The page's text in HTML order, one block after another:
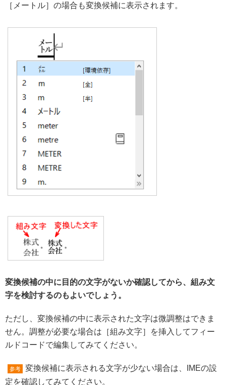
［メートル］の場合も変換候補に表示されます。
変換候補の中に目的の文字がないか確認してから、組み文
字を検討するのもよいでしょう。
ただし、変換候補の中に表示された文字は微調整はできま
せん。調整が必要な場合は［組み文字］を挿入してフィー
ルドコードで編集してみてください。
参考
変換候補に表示される文字が少ない場合は、IMEの設
定を確認してみてください。